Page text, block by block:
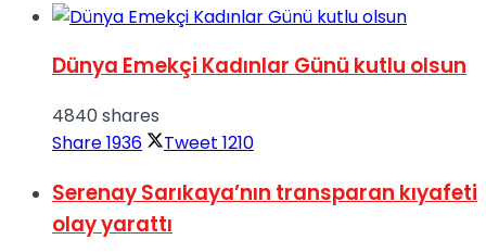
Dünya Emekçi Kadınlar Günü kutlu olsun
4840 shares
Share1936 Tweet 1210
Serenay Sarıkaya’nın transparan kıyafeti
olay yarattı